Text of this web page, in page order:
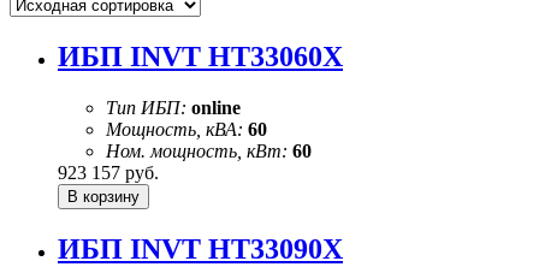
ИБП INVT HT33060X
Тип ИБП: online
Мощность, кВА: 60
Ном. мощность, кВт: 60
923 157 руб.
ИБП INVT HT33090X